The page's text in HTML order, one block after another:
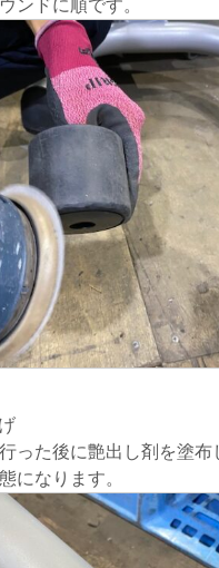
ンドに順です。
った後に艶出し剤を塗布
になります。